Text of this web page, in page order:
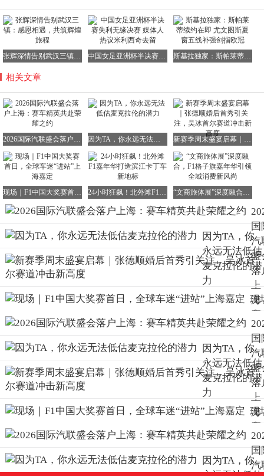
张辉深情告别武汉三镇：感恩相遇，共筑辉煌旅程 中国女足亚洲杯半决赛失利无缘决赛 媒体人热议米利西奇去留 斯基拉独家：斯帕莱蒂续约在即 尤文图斯夏窗五线补强剑指欧冠
相关文章
2026国际汽联盛会落户上海：赛车精英共赴荣耀之约 因为TA，你永远无法低估麦克拉伦的潜力 新赛季周末盛宴启幕｜张德顺婚后首秀引关注，吴冰首尔赛道冲击新高度
现场｜F1中国大奖赛首日，全球车迷“进站”上海嘉定 24小时狂飙！北外滩F1嘉年华打造滨江卡丁车新地标 “文商旅体展”深度融合，F1格子旗嘉年华引领全域消费新风尚
国
汽
盛
落
上
海
精
共
荣
之
因为TA，你
永远无法低估
麦克拉伦的潜
力
现
｜
中
大
赛
日
全
车
迷
站
海
定
国
汽
盛
落
上
海
精
共
荣
因为TA，你
永远无法低估
麦克拉伦的潜
力
现
｜
中
大
赛
国
汽
因为TA，你